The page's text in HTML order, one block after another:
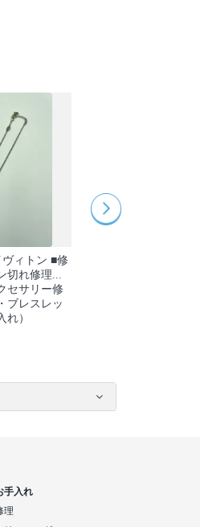
ィトン ■修
切れ修理...
セサリー修
ブレスレッ
れ）
手入れ
理